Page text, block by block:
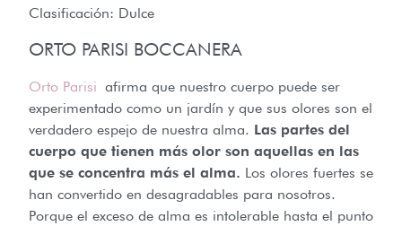
Clasificación: Dulce
ORTO PARISI BOCCANERA
Orto Parisi afirma que nuestro cuerpo puede ser
experimentado como un jardín y que sus olores son el
verdadero espejo de nuestra alma. Las partes del
cuerpo que tienen más olor son aquellas en las
que se concentra más el alma. Los olores fuertes se
han convertido en desagradables para nosotros.
Porque el exceso de alma es intolerable hasta el punto